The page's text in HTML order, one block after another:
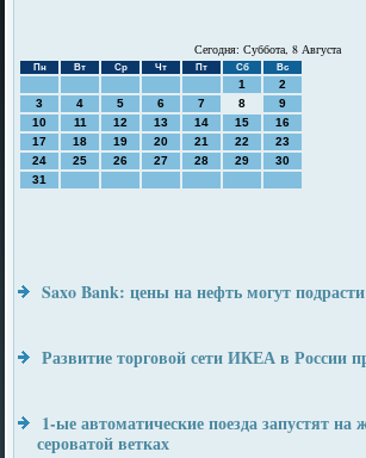
Сегодня: Суббота, 8 Августа
Пн Вт Ср Чт Пт Сб Вс
1
2
3
4 5 6 7 8
9
10
11 12 13 14 15
16
17
18 19 20 21 22
23
24
25 26 27 28 29
30
31
Saxo Bank: цены на нефть могут
Развитие торговой сети ИКЕА в России
1-ые автоматические поезда запустят на
сероватой ветках